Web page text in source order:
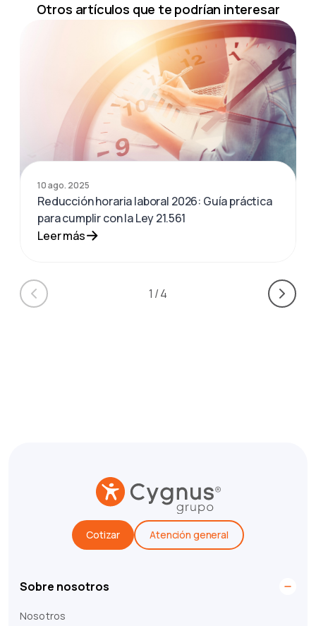
Otros artículos que te podrían interesar
10 ago. 2025
Reducción horaria laboral 2026: Guía práctica
para cumplir con la Ley 21.561
Leer más
1 /4
Cotizar Atención general
Sobre nosotros
Nosotros